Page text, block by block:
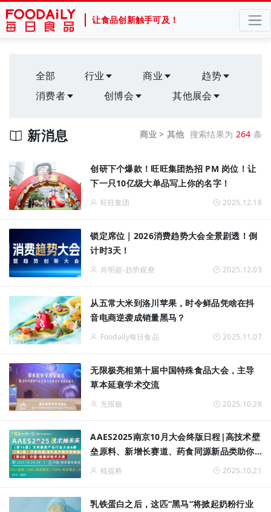
让食品创新触手可及！
全部 行业 商业
趋势
消费者
创博会 其他展会
商业 > 其他 搜索结果为 264 条
新消息
创研下个爆款！旺旺集团热招 PM 岗位！让
下一只10亿级大单品写上你的名字！
旺旺集团 2025.12.18
锁定席位｜2026消费趋势大会全景剧透！倒
计时3天！
肖明超-趋势观察 2025.12.03
从五常大米到洛川苹果，时令鲜品凭啥在抖
音电商逆袭成销量黑马？
Foodaily每日食品 2025.11.07
无限极亮相第十届中国特殊食品大会，主导
草本延衰学术交流
无限极 2025.10.28
AAES2025南京10月大会终版日程|高技术壁
垒原料、新增长赛道、药食同源新品类助你
抢占先机
植提桥 2025.10.21
乳铁蛋白之后，这匹“黑马”将掀起奶粉行业